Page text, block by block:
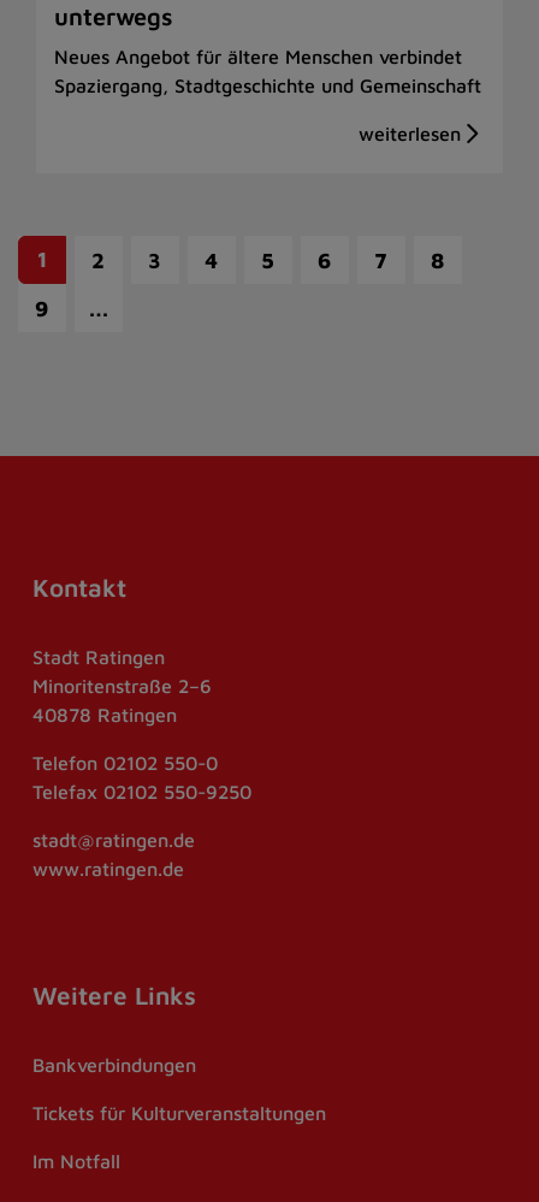
unterwegs
Neues Angebot für ältere Menschen verbindet
Spaziergang, Stadtgeschichte und Gemeinschaft
1 2 3 4 5 6 7
8
9
…
Kontakt
Stadt Ratingen
Minoritenstraße 2–6
40878 Ratingen
Telefon 02102 550-0
Telefax 02102 550-9250
stadt@ratingen.de
www.ratingen.de
Weitere Links
Bankverbindungen
Tickets für Kulturveranstaltungen
Im Notfall